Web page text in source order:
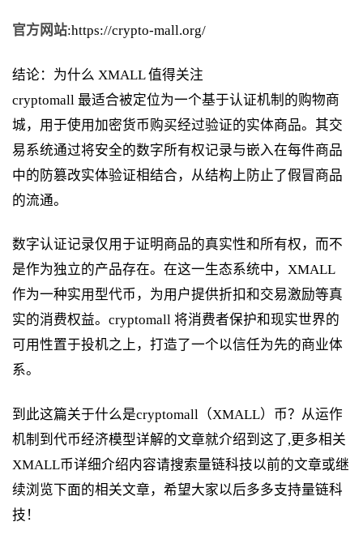
官方网站:https://crypto-mall.org/
结论：为什么 XMALL 值得关注
cryptomall 最适合被定位为一个基于认证机制的购物商
城，用于使用加密货币购买经过验证的实体商品。其交
易系统通过将安全的数字所有权记录与嵌入在每件商品
中的防篡改实体验证相结合，从结构上防止了假冒商品
的流通。
数字认证记录仅用于证明商品的真实性和所有权，而不
是作为独立的产品存在。在这一生态系统中，XMALL
作为一种实用型代币，为用户提供折扣和交易激励等真
实的消费权益。cryptomall 将消费者保护和现实世界的
可用性置于投机之上，打造了一个以信任为先的商业体
系。
到此这篇关于什么是cryptomall（XMALL）币？从运作
机制到代币经济模型详解的文章就介绍到这了,更多相关
XMALL币详细介绍内容请搜索量链科技以前的文章或继
续浏览下面的相关文章，希望大家以后多多支持量链科
技！